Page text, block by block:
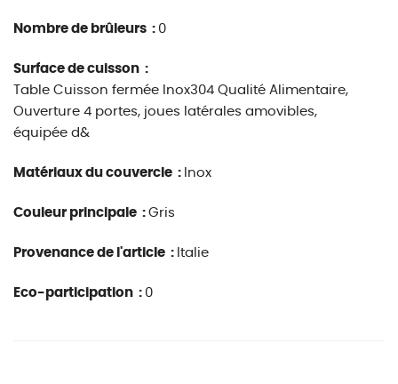
Nombre de brûleurs : 0
Surface de cuisson :
Table Cuisson fermée Inox304 Qualité Alimentaire,
Ouverture 4 portes, joues latérales amovibles,
équipée d&
Matériaux du couvercle : Inox
Couleur principale : Gris
Provenance de l'article : Italie
Eco-participation : 0